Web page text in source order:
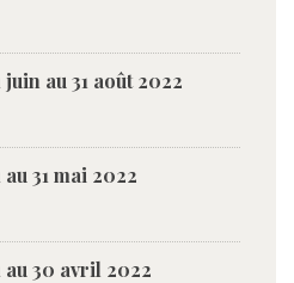
au 31 août 2022
31 mai 2022
30 avril 2022